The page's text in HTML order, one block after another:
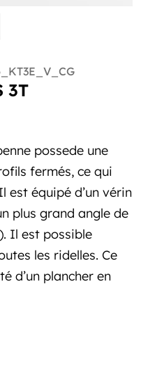
3T
possede une
fermés, ce qui
est équipé d’un vérin
plus grand angle de
Il est possible
les ridelles. Ce
d’un plancher en